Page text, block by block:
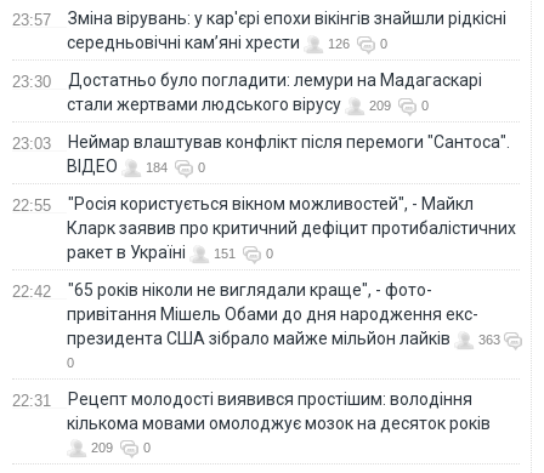
23:57
Зміна вірувань: у кар'єрі епохи вікінгів знайшли рідкісні
середньовічні кам’яні хрести
126 0
23:30
Достатньо було погладити: лемури на Мадагаскарі
стали жертвами людського вірусу
209 0
23:03
Неймар влаштував конфлікт після перемоги "Сантоса".
ВІДЕО
184 0
22:55
"Росія користується вікном можливостей", - Майкл
Кларк заявив про критичний дефіцит протибалістичних
ракет в Україні
151 0
22:42
"65 років ніколи не виглядали краще", - фото-
привітання Мішель Обами до дня народження екс-
президента США зібрало майже мільйон лайків
363
0
22:31
Рецепт молодості виявився простішим: володіння
кількома мовами омолоджує мозок на десяток років
209 0